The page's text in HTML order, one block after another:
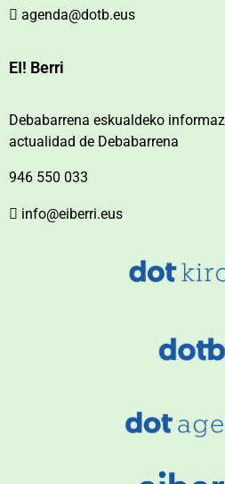
agenda@dotb.eus
EI! Berri
Debabarrena eskualdeko
actualidad de Debabarrena
946 550 033
info@eiberri.eus